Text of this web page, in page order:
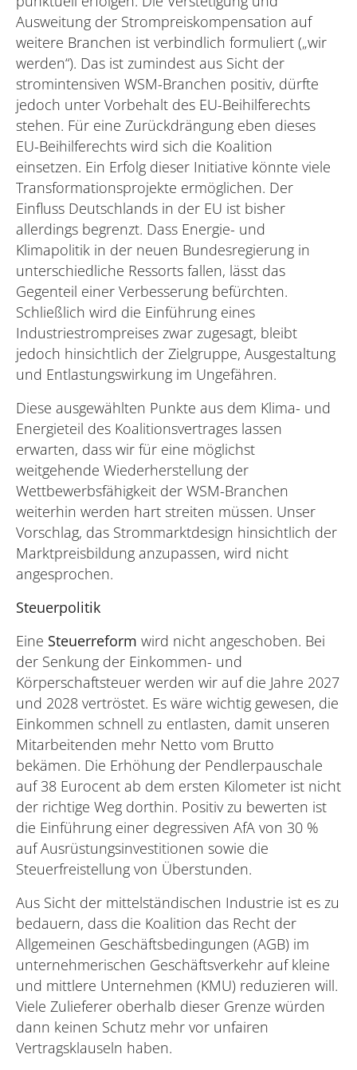
Ausweitung der Strompreiskompensation auf
weitere Branchen ist verbindlich formuliert („wir
werden“). Das ist zumindest aus Sicht der
stromintensiven WSM-Branchen positiv, dürfte
jedoch unter Vorbehalt des EU-Beihilferechts
stehen. Für eine Zurückdrängung eben dieses
EU-Beihilferechts wird sich die Koalition
einsetzen. Ein Erfolg dieser Initiative könnte viele
Transformationsprojekte ermöglichen. Der
Einfluss Deutschlands in der EU ist bisher
allerdings begrenzt. Dass Energie- und
Klimapolitik in der neuen Bundesregierung in
unterschiedliche Ressorts fallen, lässt das
Gegenteil einer Verbesserung befürchten.
Schließlich wird die Einführung eines
Industriestrompreises zwar zugesagt, bleibt
jedoch hinsichtlich der Zielgruppe, Ausgestaltung
und Entlastungswirkung im Ungefähren.
Diese ausgewählten Punkte aus dem Klima- und
Energieteil des Koalitionsvertrages lassen
erwarten, dass wir für eine möglichst
weitgehende Wiederherstellung der
Wettbewerbsfähigkeit der WSM-Branchen
weiterhin werden hart streiten müssen. Unser
Vorschlag, das Strommarktdesign hinsichtlich der
Marktpreisbildung anzupassen, wird nicht
angesprochen.
Steuerpolitik
Eine Steuerreform wird nicht angeschoben. Bei
der Senkung der Einkommen- und
Körperschaftsteuer werden wir auf die Jahre 2027
und 2028 vertröstet. Es wäre wichtig gewesen, die
Einkommen schnell zu entlasten, damit unseren
Mitarbeitenden mehr Netto vom Brutto
bekämen. Die Erhöhung der Pendlerpauschale
auf 38 Eurocent ab dem ersten Kilometer ist nicht
der richtige Weg dorthin. Positiv zu bewerten ist
die Einführung einer degressiven AfA von 30 %
auf Ausrüstungsinvestitionen sowie die
Steuerfreistellung von Überstunden.
Aus Sicht der mittelständischen Industrie ist es zu
bedauern, dass die Koalition das Recht der
Allgemeinen Geschäftsbedingungen (AGB) im
unternehmerischen Geschäftsverkehr auf kleine
und mittlere Unternehmen (KMU) reduzieren will.
Viele Zulieferer oberhalb dieser Grenze würden
dann keinen Schutz mehr vor unfairen
Vertragsklauseln haben.